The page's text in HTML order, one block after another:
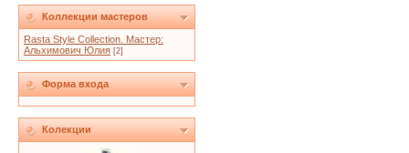
Коллекции мастеров
Rasta Style Collection. Мастер:
Альхимович Юлия [2]
Форма входа
Колекции